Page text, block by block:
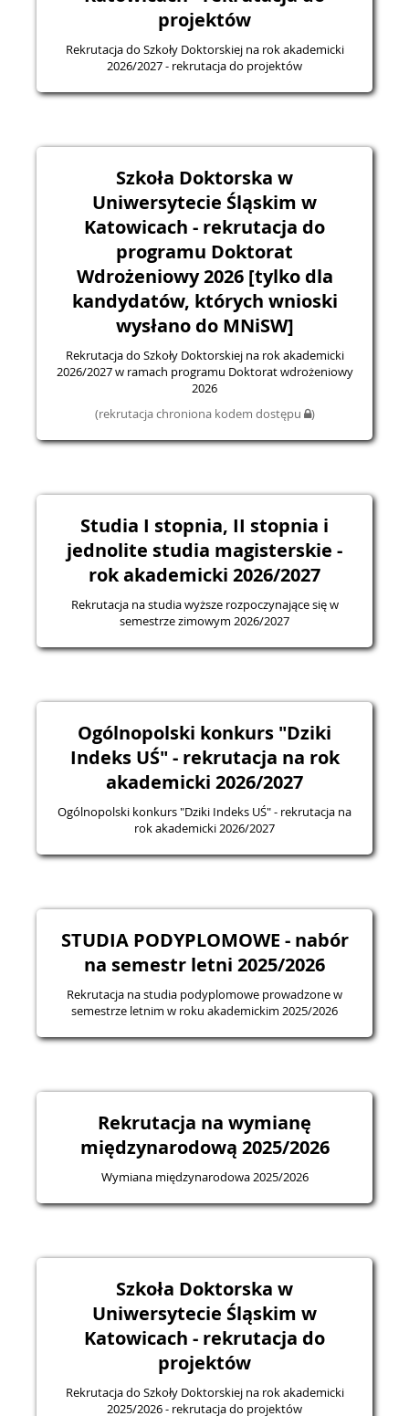
projektów
Rekrutacja do Szkoły Doktorskiej na rok akademicki
2026/2027 - rekrutacja do projektów
Szkoła Doktorska w
Uniwersytecie Śląskim w
Katowicach - rekrutacja do
programu Doktorat
Wdrożeniowy 2026 [tylko dla
kandydatów, których wnioski
wysłano do MNiSW]
Rekrutacja do Szkoły Doktorskiej na rok akademicki
2026/2027 w ramach programu Doktorat wdrożeniowy
2026
(rekrutacja chroniona kodem dostępu
)
Studia I stopnia, II stopnia i
jednolite studia magisterskie -
rok akademicki 2026/2027
Rekrutacja na studia wyższe rozpoczynające się w
semestrze zimowym 2026/2027
Ogólnopolski konkurs "Dziki
Indeks UŚ" - rekrutacja na rok
akademicki 2026/2027
Ogólnopolski konkurs "Dziki Indeks UŚ" - rekrutacja na
rok akademicki 2026/2027
STUDIA PODYPLOMOWE - nabór
na semestr letni 2025/2026
Rekrutacja na studia podyplomowe prowadzone w
semestrze letnim w roku akademickim 2025/2026
Rekrutacja na wymianę
międzynarodową 2025/2026
Wymiana międzynarodowa 2025/2026
Szkoła Doktorska w
Uniwersytecie Śląskim w
Katowicach - rekrutacja do
projektów
Rekrutacja do Szkoły Doktorskiej na rok akademicki
2025/2026 - rekrutacja do projektów